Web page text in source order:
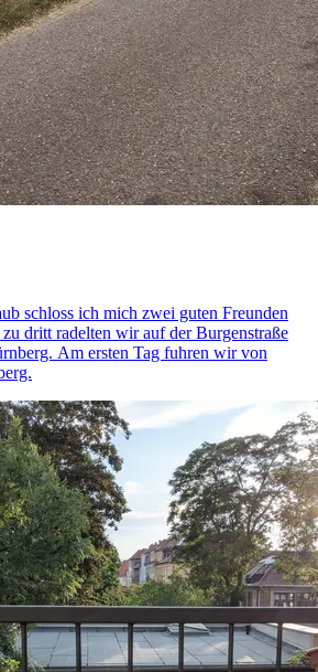
schloss ich mich zwei guten Freunden
dritt radelten wir auf der Burgenstraße
Am ersten Tag fuhren wir von